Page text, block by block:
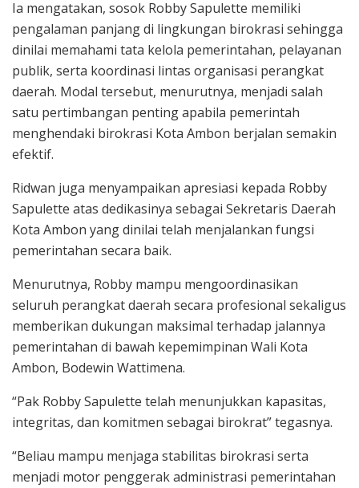
Ia mengatakan, sosok Robby Sapulette memiliki
pengalaman panjang di lingkungan birokrasi sehingga
dinilai memahami tata kelola pemerintahan, pelayanan
publik, serta koordinasi lintas organisasi perangkat
daerah. Modal tersebut, menurutnya, menjadi salah
satu pertimbangan penting apabila pemerintah
menghendaki birokrasi Kota Ambon berjalan semakin
efektif.
Ridwan juga menyampaikan apresiasi kepada Robby
Sapulette atas dedikasinya sebagai Sekretaris Daerah
Kota Ambon yang dinilai telah menjalankan fungsi
pemerintahan secara baik.
Menurutnya, Robby mampu mengoordinasikan
seluruh perangkat daerah secara profesional sekaligus
memberikan dukungan maksimal terhadap jalannya
pemerintahan di bawah kepemimpinan Wali Kota
Ambon, Bodewin Wattimena.
“Pak Robby Sapulette telah menunjukkan kapasitas,
integritas, dan komitmen sebagai birokrat” tegasnya.
“Beliau mampu menjaga stabilitas birokrasi serta
menjadi motor penggerak administrasi pemerintahan